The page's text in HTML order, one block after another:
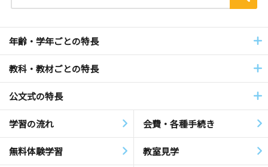
年齢・学年ごとの特長
教科・教材ごとの特長
公文式の特長
学習の流れ 会費・各種手続き
無料体験学習 教室見学